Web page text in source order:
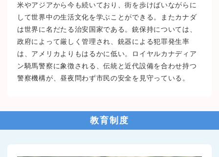
米やアジアから今も続いており、街を歩けばいながらに
して世界中の生活文化を学ぶことができる。またカナダ
は世界に名だたる治安国家である。銃保持については、
政府によって厳しく管理され、銃器による犯罪発生率
は、アメリカよりもはるかに低い。ロイヤルカナディア
ン騎馬警察に象徴される、伝統と近代設備を合わせ持つ
警察機構が、昼夜問わず市民の安全を見守っている。
教育制度